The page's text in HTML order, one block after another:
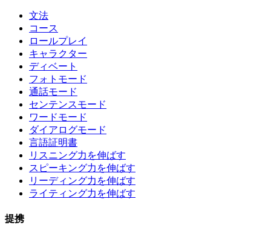
文法
コース
ロールプレイ
キャラクター
ディベート
フォトモード
通話モード
センテンスモード
ワードモード
ダイアログモード
言語証明書
リスニング力を伸ばす
スピーキング力を伸ばす
リーディング力を伸ばす
ライティング力を伸ばす
提携